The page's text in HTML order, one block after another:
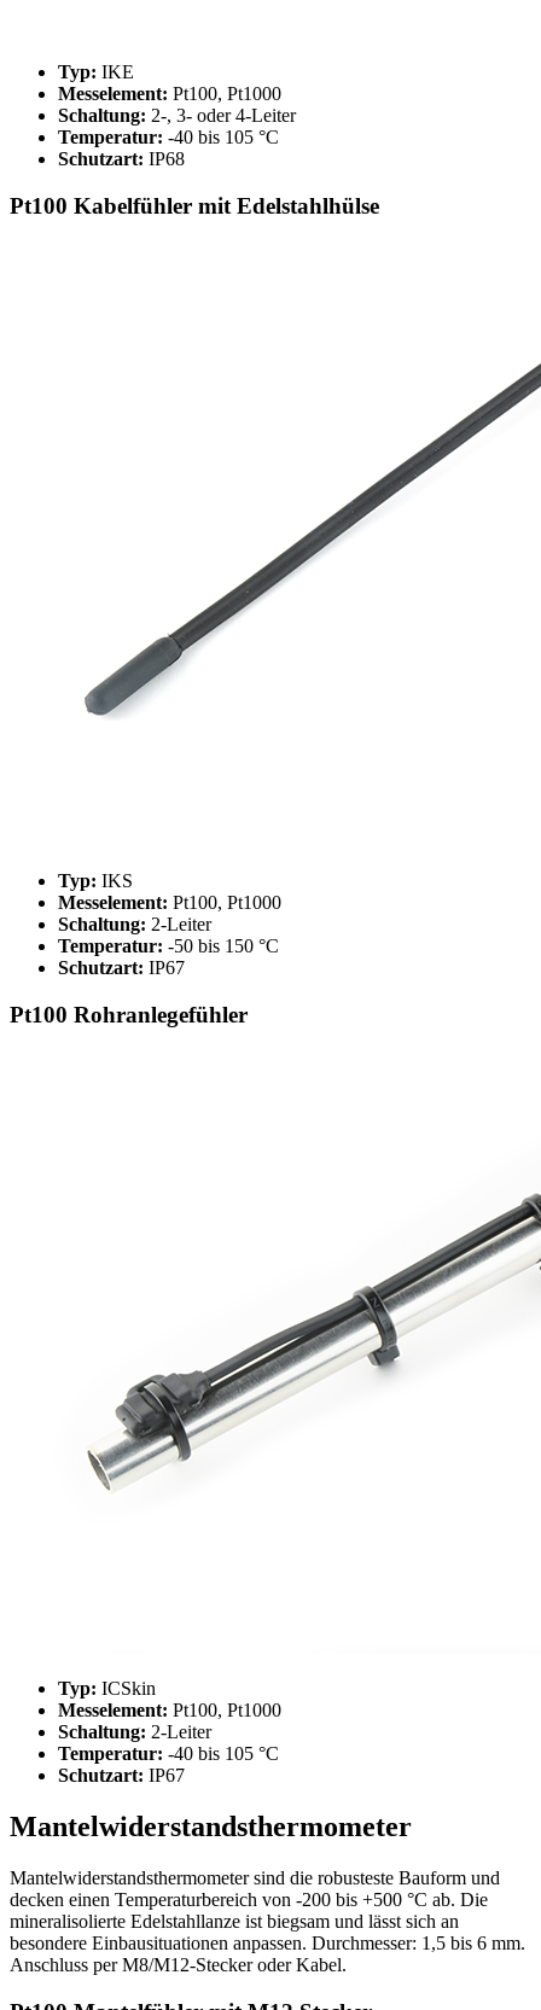
Typ: IKE
Messelement: Pt100, Pt1000
Schaltung: 2-, 3- oder 4-Leiter
Temperatur: -40 bis 105 °C
Schutzart: IP68
Pt100 Kabelfühler mit Edelstahlhülse
Typ: IKS
Messelement: Pt100, Pt1000
Schaltung: 2-Leiter
Temperatur: -50 bis 150 °C
Schutzart: IP67
Pt100 Rohranlegefühler
Typ: ICSkin
Messelement: Pt100, Pt1000
Schaltung: 2-Leiter
Temperatur: -40 bis 105 °C
Schutzart: IP67
Mantelwiderstandsthermometer
Mantelwiderstandsthermometer sind die robusteste Bauform und
decken einen Temperaturbereich von -200 bis +500 °C ab. Die
mineralisolierte Edelstahllanze ist biegsam und lässt sich an
besondere Einbausituationen anpassen. Durchmesser: 1,5 bis 6 mm.
Anschluss per M8/M12-Stecker oder Kabel.